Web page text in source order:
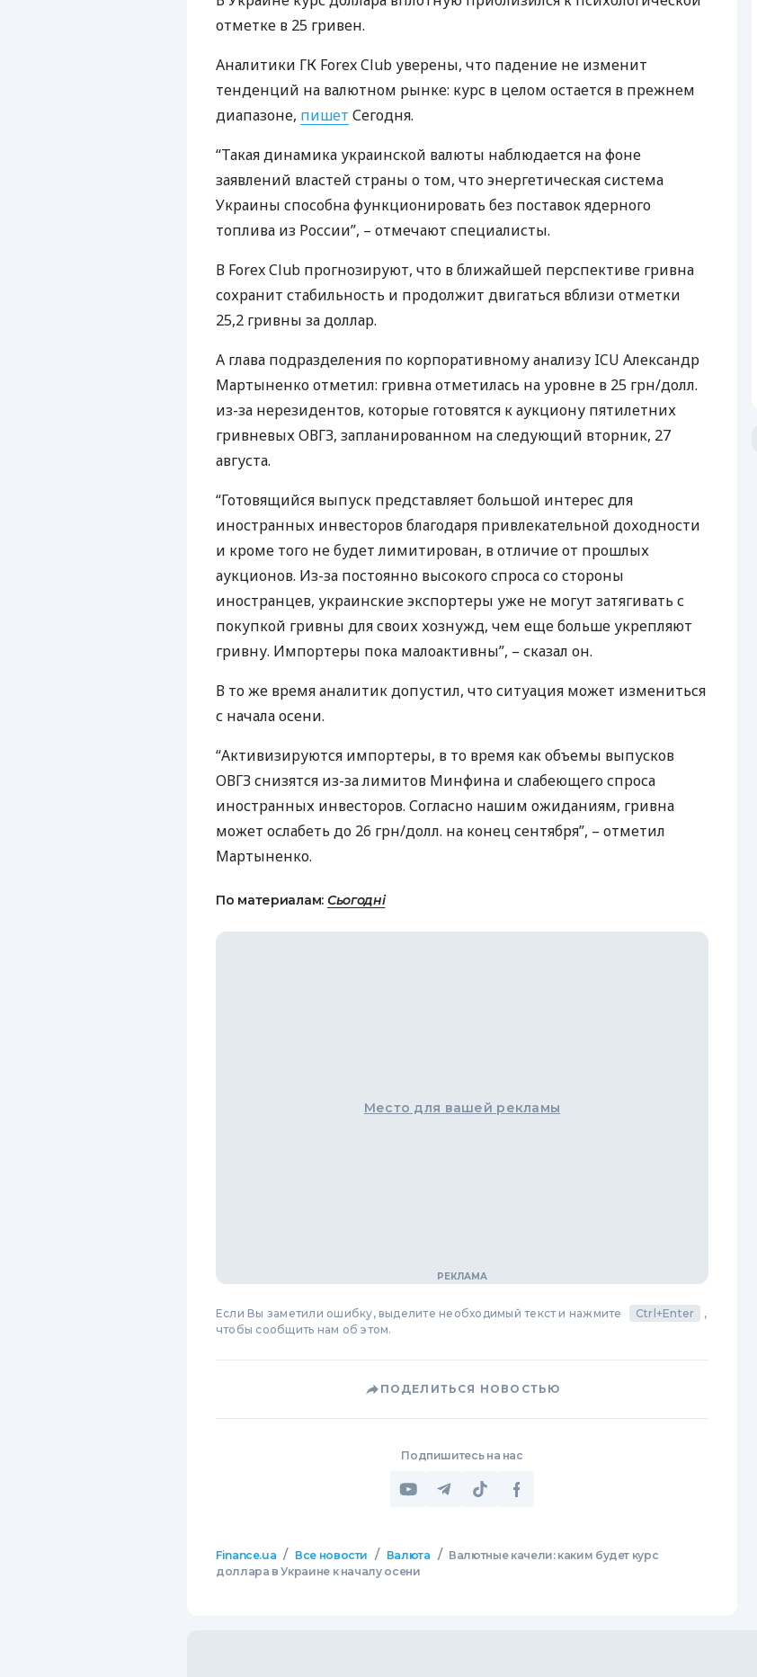
БАНКОВСКИМ КАРТАМ
отметке в 25 гривен.
Аналитики ГК Forex Club уверены, что падение не изменит
тенденций на валютном рынке: курс в целом остается в прежнем
диапазоне, пишет Сегодня.
“Такая динамика украинской валюты наблюдается на фоне
заявлений властей страны о том, что энергетическая система
Украины способна функционировать без поставок ядерного
топлива из России”, – отмечают специалисты.
В Forex Club прогнозируют, что в ближайшей перспективе гривна
сохранит стабильность и продолжит двигаться вблизи отметки
25,2 гривны за доллар.
А глава подразделения по корпоративному анализу ICU Александр
Мартыненко отметил: гривна отметилась на уровне в 25 грн/долл.
из-за нерезидентов, которые готовятся к аукциону пятилетних
гривневыхОВГЗ, запланированном на следующий вторник, 27
августа.
“Готовящийся выпуск представляет большой интерес для
иностранных инвесторов благодаря привлекательной доходности
и кроме того не будет лимитирован, в отличие от прошлых
аукционов. Из-за постоянно высокого спроса со стороны
иностранцев, украинские экспортеры уже не могут затягивать с
покупкой гривны для своих хознужд, чем еще больше укрепляют
гривну. Импортеры пока малоактивны”, – сказал он.
В то же время аналитик допустил, что ситуация может измениться
с начала осени.
“Активизируются импортеры, в то время как объемы выпусков
ОВГЗснизятся из-за лимитов Минфина и слабеющего спроса
иностранных инвесторов. Согласно нашим ожиданиям, гривна
может ослабеть до 26 грн/долл. на конец сентября”, – отметил
Мартыненко.
По материалам: Сьогодні
Место для вашей рекламы
Если Вы заметили ошибку, выделите необходимый текст и нажмите Ctrl+Enter
,
чтобы сообщить нам об этом.
ПОДЕЛИТЬСЯ НОВОСТЬЮ
Подпишитесь на нас
Finance.ua / Все новости / Валюта / Валютные качели: каким будет курс
доллара в Украине к началу осени